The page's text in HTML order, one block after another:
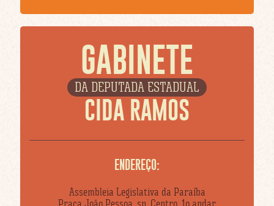
GABINETE
DA DEPUTADA ESTADUAL
CIDA RAMOS
ENDEREÇO:
Assembleia Legislativa da Paraíba